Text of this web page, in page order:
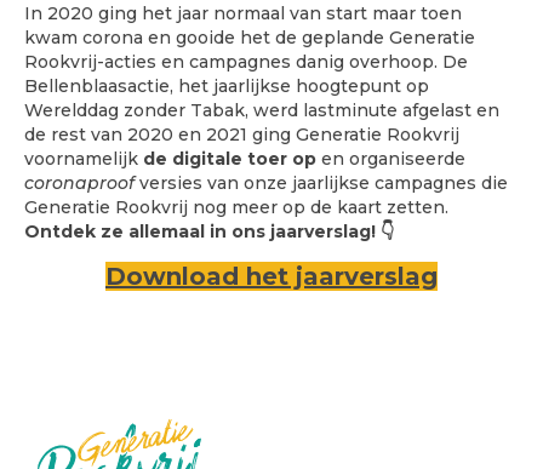
In 2020 ging het jaar normaal van start maar toen
kwam corona en gooide het de geplande Generatie
Rookvrij-acties en campagnes danig overhoop. De
Bellenblaasactie, het jaarlijkse hoogtepunt op
Werelddag zonder Tabak, werd lastminute afgelast en
de rest van 2020 en 2021 ging Generatie Rookvrij
voornamelijk de digitale toer op en organiseerde
coronaproofversies van onze jaarlijkse campagnes die
Generatie Rookvrij nog meer op de kaart zetten.
Ontdek ze allemaal in ons jaarverslag! 👇
Download het jaarverslag